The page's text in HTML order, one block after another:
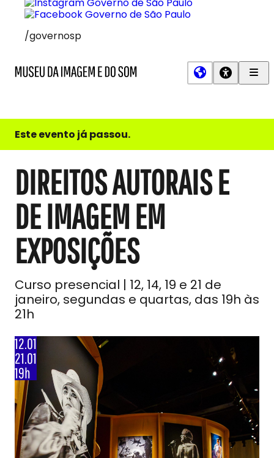
/governosp
e
do
Este evento já passou.
DIREITOS AUTORAIS E
DE IMAGEM EM
EXPOSIÇÕES
Curso presencial | 12, 14, 19 e 21 de
janeiro, segundas e quartas, das 19h às
21h
12.01
21.01
19h